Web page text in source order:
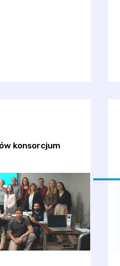
konsorcjum